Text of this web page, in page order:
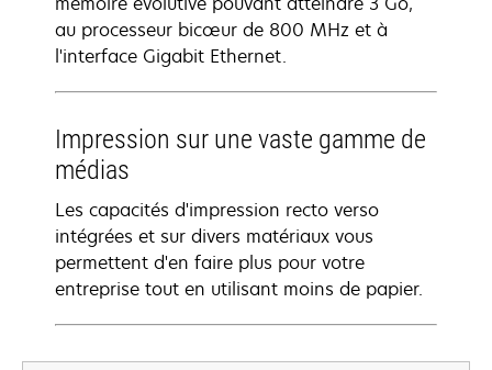
au processeur bicœur de 800 MHz et à
l'interface Gigabit Ethernet.
Impression sur une vaste gamme de
médias
Les capacités d'impression recto verso
intégrées et sur divers matériaux vous
permettent d'en faire plus pour votre
entreprise tout en utilisant moins de papier.